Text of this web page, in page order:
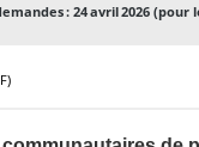
: 24 avril 2026 (pour